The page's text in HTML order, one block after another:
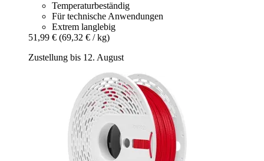
Temperaturbeständig
Für technische Anwendungen
Extrem langlebig
51,99 € (69,32 € / kg)
Zustellung bis 12. August